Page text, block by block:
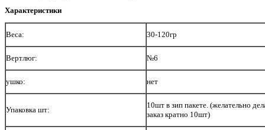
Характеристики
Веса: 30-120гр
Вертлюг: №6
ушко: нет
Упаковка шт:
10шт в зип пакете. (желательно
заказ кратно 10шт)